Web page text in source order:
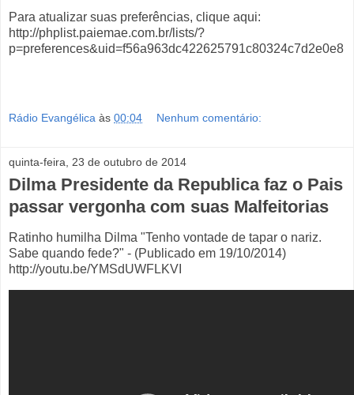
Para atualizar suas preferências, clique aqui:
http://phplist.paiemae.com.br/lists/?
p=preferences&uid=f56a963dc422625791c80324c7d2e0e8
Rádio Evangélica às 00:04 Nenhum comentário:
quinta-feira, 23 de outubro de 2014
Dilma Presidente da Republica faz o Pais
passar vergonha com suas Malfeitorias
Ratinho humilha Dilma "Tenho vontade de tapar o nariz.
Sabe quando fede?" - (Publicado em 19/10/2014)
http://youtu.be/YMSdUWFLKVI